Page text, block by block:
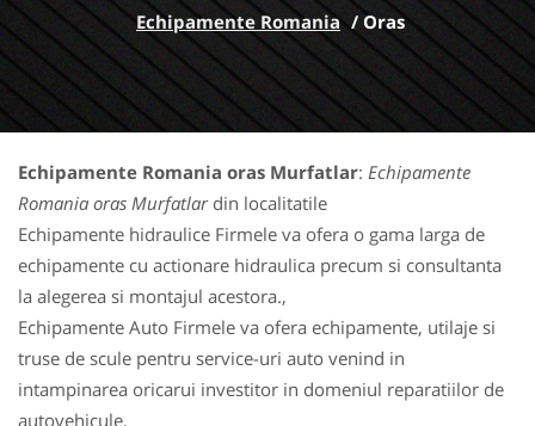
Echipamente Romania / Oras
Echipamente Romania oras Murfatlar: Echipamente
Romania oras Murfatlardin localitatile
Echipamente hidraulice Firmele va ofera o gama larga de
echipamente cu actionare hidraulica precum si consultanta
la alegerea si montajul acestora.,
Echipamente Auto Firmele va ofera echipamente, utilaje si
truse de scule pentru service-uri auto venind in
intampinarea oricarui investitor in domeniul reparatiilor de
autovehicule,